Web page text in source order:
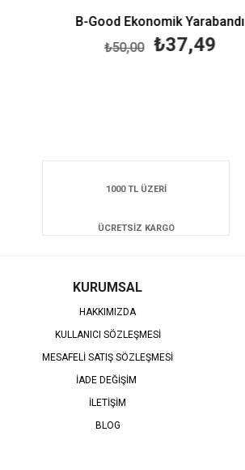
B-Good Ekonomik Yarabandı
₺37,49
₺50,00
1000 TL ÜZERİ
ÜCRETSİZ KARGO
KURUMSAL
HAKKIMIZDA
KULLANICI SÖZLEŞMESİ
MESAFELİ SATIŞ SÖZLEŞMESİ
İADE DEĞİŞİM
İLETİŞİM
BLOG